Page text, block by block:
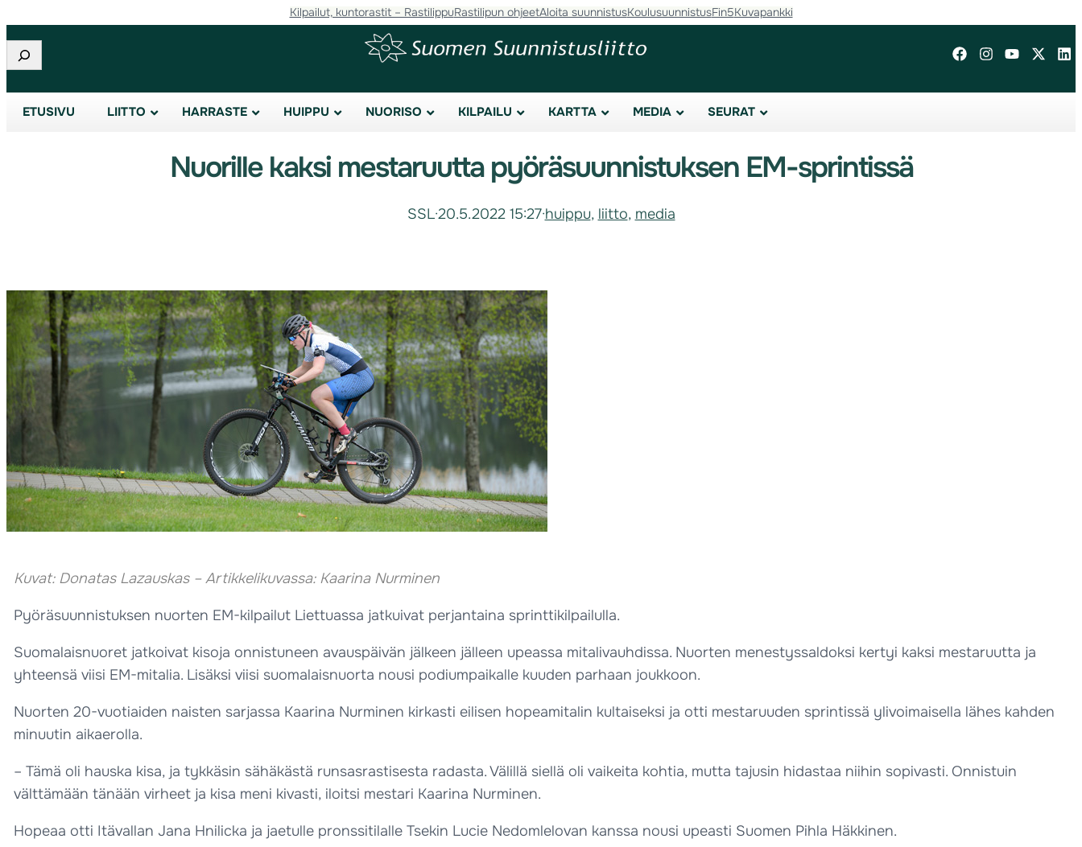
Kilpailut, kuntorastit – RastilippuRastilipun ohjeetAloita suunnistusKoulusuunnistusFin5Kuvapankki
Etsi
ETUSIVU LIITTO HARRASTE HUIPPU NUORISO KILPAILU KARTTA MEDIA SEURAT
Nuorille kaksi mestaruutta pyöräsuunnistuksen EM-sprintissä
SSL·20.5.2022 15:27·huippu, liitto, media
Kuvat: Donatas Lazauskas – Artikkelikuvassa: Kaarina Nurminen
Pyöräsuunnistuksen nuorten EM-kilpailut Liettuassa jatkuivat perjantaina sprinttikilpailulla.
Suomalaisnuoret jatkoivat kisoja onnistuneen avauspäivän jälkeen jälleen upeassa mitalivauhdissa. Nuorten menestyssaldoksi kertyi kaksi mestaruutta ja
yhteensä viisi EM-mitalia. Lisäksi viisi suomalaisnuorta nousi podiumpaikalle kuuden parhaan joukkoon.
Nuorten 20-vuotiaiden naisten sarjassa Kaarina Nurminen kirkasti eilisen hopeamitalin kultaiseksi ja otti mestaruuden sprintissä ylivoimaisella lähes kahden
minuutin aikaerolla.
– Tämä oli hauska kisa, ja tykkäsin sähäkästä runsasrastisesta radasta. Välillä siellä oli vaikeita kohtia, mutta tajusin hidastaa niihin sopivasti. Onnistuin
välttämään tänään virheet ja kisa meni kivasti, iloitsi mestari Kaarina Nurminen.
Hopeaa otti Itävallan Jana Hnilicka ja jaetulle pronssitilalle Tsekin Lucie Nedomlelovan kanssa nousi upeasti Suomen Pihla Häkkinen.